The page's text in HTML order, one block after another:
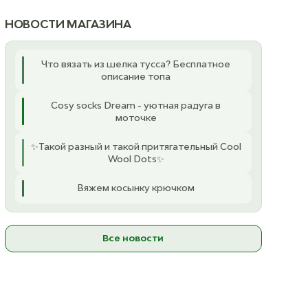
НОВОСТИ МАГАЗИНА
Что вязать из шелка тусса? Бесплатное
описание топа
Cosy socks Dream - уютная радуга в
моточке
✨Такой разный и такой притягательный Cool
Wool Dots✨
Вяжем косынку крючком
Все новости